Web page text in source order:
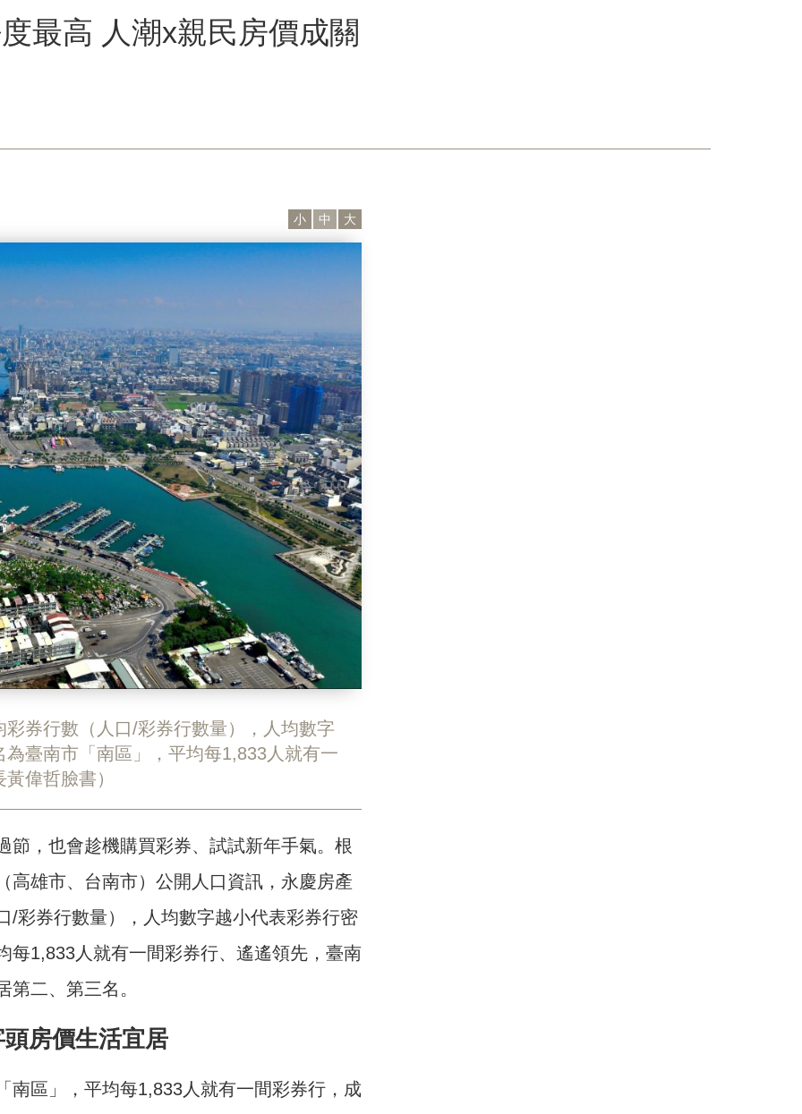
最高 人潮x親民房價成關
小 中 大
券行數（人口/彩券行數量），人均數字
臺南市「南區」，平均每1,833人就有一
偉哲臉書）
節，也會趁機購買彩券、試試新年手氣。根
高雄市、台南市）公開人口資訊，永慶房產
/彩券行數量），人均數字越小代表彩券行密
每1,833人就有一間彩券行、遙遙領先，臺南
二、第三名。
房價生活宜居
南區」，平均每1,833人就有一間彩券行，成